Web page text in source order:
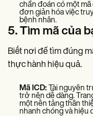
chẩn đoán có một
đơn giản hóa việc
bệnh nhân.
5. Tìm mã của
Biết nơi để tìm đúng
thực hành hiệu quả.
Mã ICD: Tài nguyên
trở nên dễ dàng.
một nền tảng thân
nhanh chóng và hiệu